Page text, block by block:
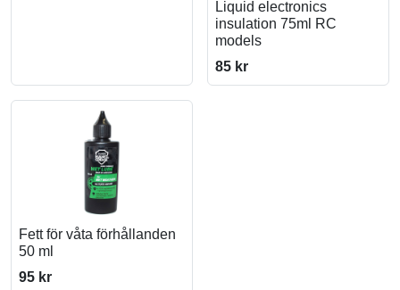
Liquid electronics
insulation 75ml RC
models
85 kr
Fett för våta förhållanden
50 ml
95 kr